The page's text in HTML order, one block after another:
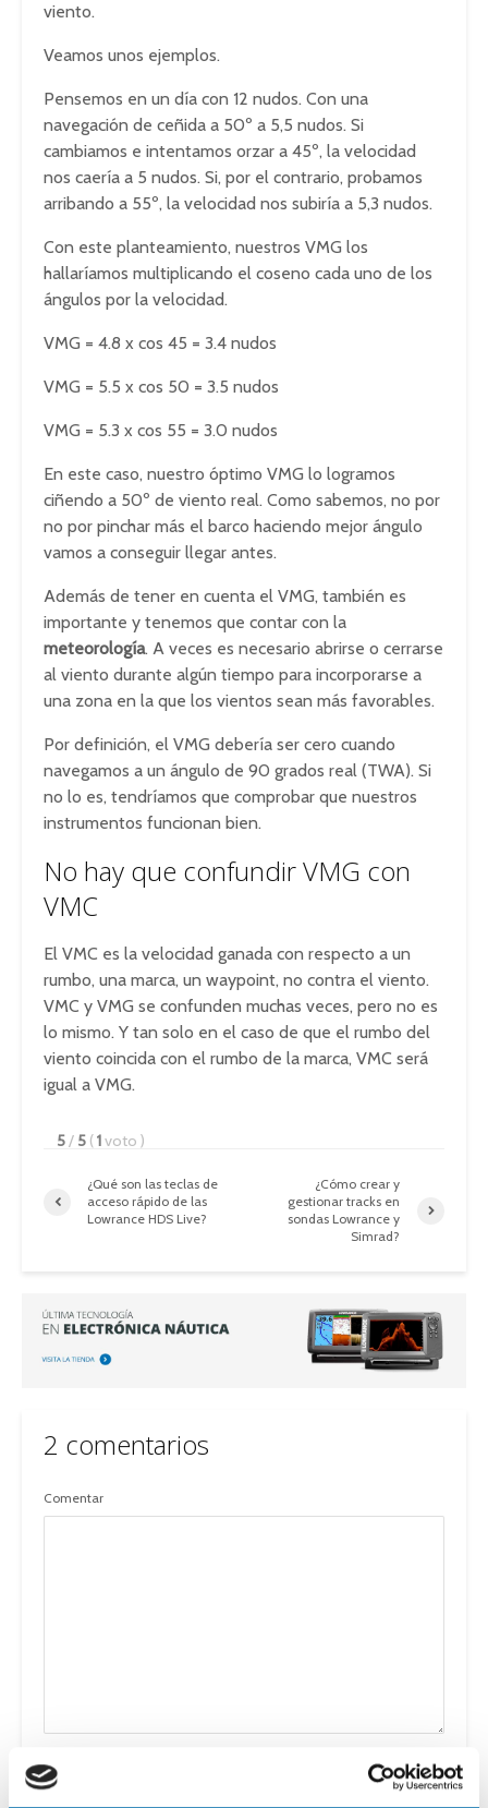
viento.
Veamos unos ejemplos.
Pensemos en un día con 12 nudos. Con una
navegación de ceñida a 50º a 5,5 nudos. Si
cambiamos e intentamos orzar a 45º, la velocidad
nos caería a 5 nudos. Si, por el contrario, probamos
arribando a 55º, la velocidad nos subiría a 5,3 nudos.
Con este planteamiento, nuestros VMG los
hallaríamos multiplicando el coseno cada uno de los
ángulos por la velocidad.
VMG = 4.8 x cos 45 = 3.4 nudos
VMG = 5.5 x cos 50 = 3.5 nudos
VMG = 5.3 x cos 55 = 3.0 nudos
En este caso, nuestro óptimo VMG lo logramos
ciñendo a 50º de viento real. Como sabemos, no por
no por pinchar más el barco haciendo mejor ángulo
vamos a conseguir llegar antes.
Además de tener en cuenta el VMG, también es
importante y tenemos que contar con la
meteorología. A veces es necesario abrirse o cerrarse
al viento durante algún tiempo para incorporarse a
una zona en la que los vientos sean más favorables.
Por definición, el VMG debería ser cero cuando
navegamos a un ángulo de 90 grados real (TWA). Si
no lo es, tendríamos que comprobar que nuestros
instrumentos funcionan bien.
No hay que confundir VMG con
VMC
El VMC es la velocidad ganada con respecto a un
rumbo, una marca, un waypoint, no contra el viento.
VMC y VMG se confunden muchas veces, pero no es
lo mismo. Y tan solo en el caso de que el rumbo del
viento coincida con el rumbo de la marca, VMC será
igual a VMG.
5/ 5 (1voto )
¿Qué son las teclas de
acceso rápido de las
Lowrance HDS Live?
¿Cómo crear y
gestionar tracks en
sondas Lowrance y
Simrad?
2 comentarios
Comentar
Nombre